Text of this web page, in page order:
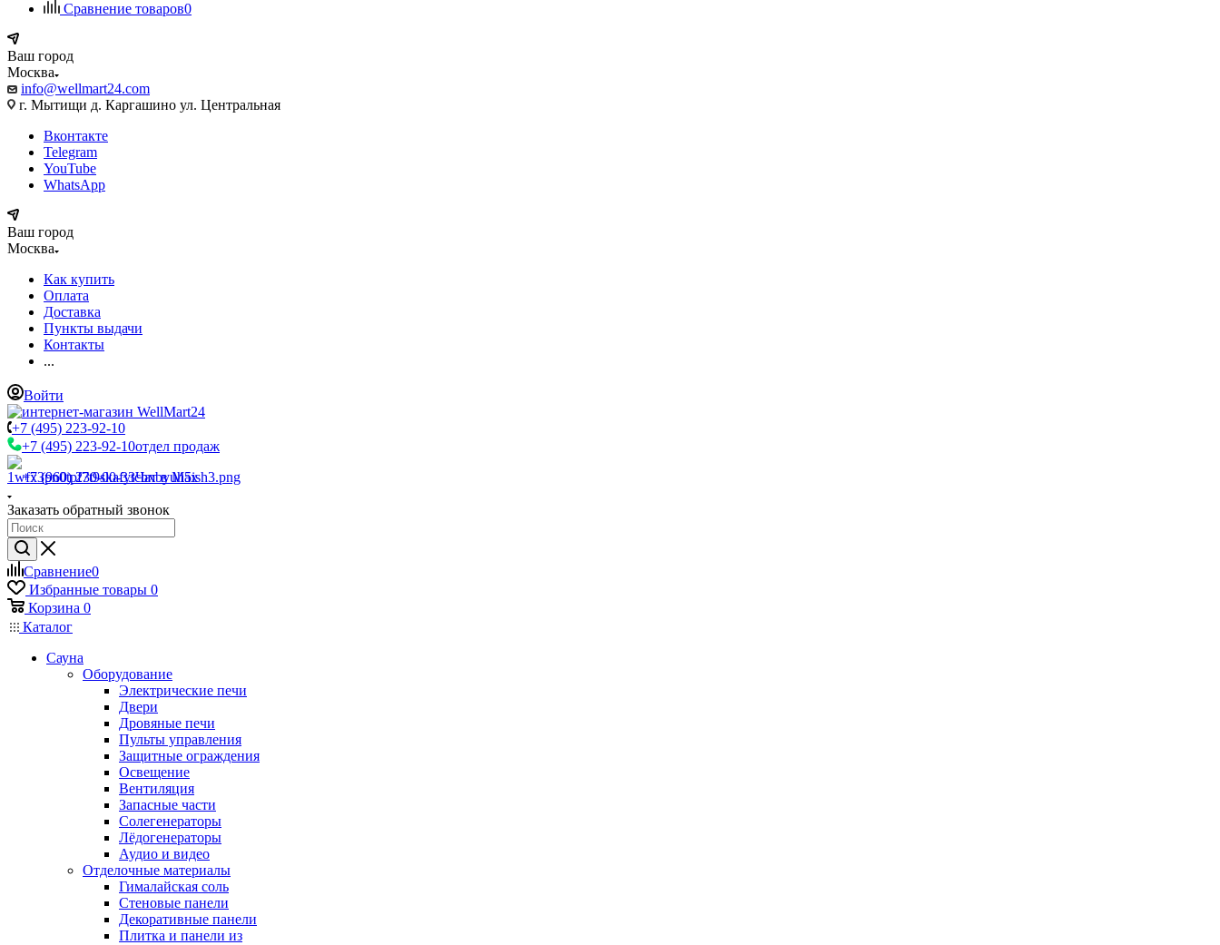
Сравнение товаров0
Ваш город
Москва
info@wellmart24.com
г. Мытищи д. Каргашино ул. Центральная
Вконтакте
Telegram
YouTube
WhatsApp
Ваш город
Москва
Как купить
Оплата
Доставка
Пункты выдачи
Контакты
...
Войти
+7 (495) 223-92-10
+7 (495) 223-92-10отдел продаж
+7 (960) 230-00-33Чат в Max
Заказать обратный звонок
Сравнение0
Избранные товары 0
Корзина 0
Каталог
Сауна
Оборудование
Электрические печи
Двери
Дровяные печи
Пульты управления
Защитные ограждения
Освещение
Вентиляция
Запасные части
Солегенераторы
Лёдогенераторы
Аудио и видео
Отделочные материалы
Гималайская соль
Стеновые панели
Декоративные панели
Плитка и панели из